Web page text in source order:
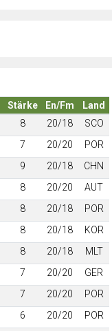
Stärke En/Fm
Land
8 20/18
SCO
7 20/20
POR
9 20/18
CHN
8 20/20
AUT
8 20/18
POR
8 20/18
KOR
8 20/18
MLT
7 20/20
GER
7 20/20
POR
6 20/20 POR